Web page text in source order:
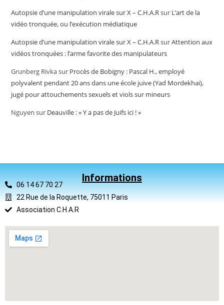
Autopsie d’une manipulation virale sur X – C.H.A.Rsur L’art de la
vidéo tronquée, ou l’exécution médiatique
Autopsie d’une manipulation virale sur X – C.H.A.RsurAttention aux
vidéos tronquées : l’arme favorite des manipulateurs
Grunberg Rivkasur Procès de Bobigny : Pascal H., employé
polyvalent pendant 20 ans dans une école juive (Yad Mordekhai),
jugé pour attouchements sexuels et viols sur mineurs
Nguyen sur Deauville : « Y a pas de Juifs ici ! »
Informations
06 14 67 70 27
22 Rue de la Roquette, 75011 Paris
Association C.H.A.R